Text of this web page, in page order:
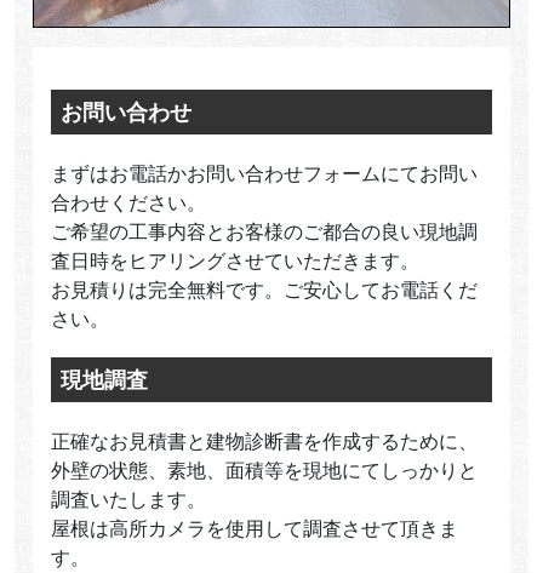
お問い合わせ
まずはお電話かお問い合わせフォームにてお問い
合わせください。
ご希望の工事内容とお客様のご都合の良い現地調
査日時をヒアリングさせていただきます。
お見積りは完全無料です。ご安心してお電話くだ
さい。
現地調査
正確なお見積書と建物診断書を作成するために、
外壁の状態、素地、面積等を現地にてしっかりと
調査いたします。
屋根は高所カメラを使用して調査させて頂きま
す。